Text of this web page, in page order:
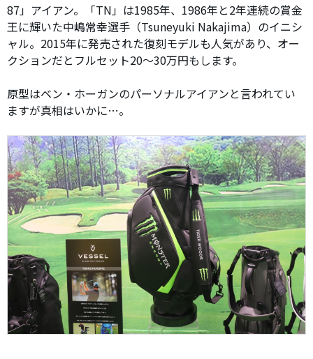
87」アイアン。「TN」は1985年、1986年と2年連続の賞金
王に輝いた中嶋常幸選手（Tsuneyuki Nakajima）のイニシ
ャル。2015年に発売された復刻モデルも人気があり、オー
クションだとフルセット20〜30万円もします。
原型はベン・ホーガンのパーソナルアイアンと言われてい
ますが真相はいかに…。